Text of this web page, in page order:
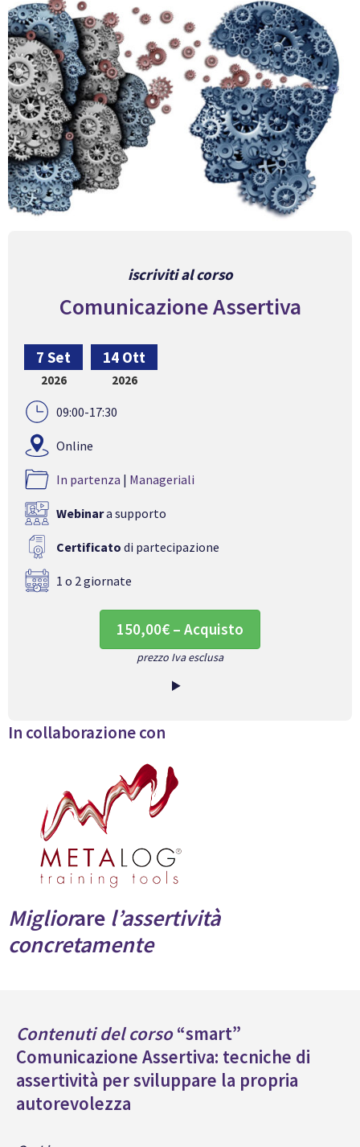
iscriviti al corso
Comunicazione Assertiva
7 Set
2026
14 Ott
2026
09:00-17:30
Online
In partenza | Manageriali
Webinara supporto
Certificato di partecipazione
1 o 2 giornate
150,00€ – Acquisto
prezzo Iva esclusa
In collaborazione con
Migliorare l’assertività
concretamente
Contenuti del corso“smart”
Comunicazione Assertiva: tecniche di
assertività per sviluppare la propria
autorevolezza